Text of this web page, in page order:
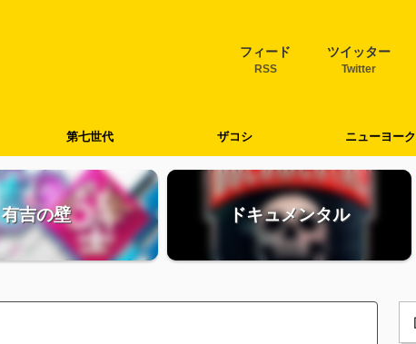
フィード
RSS
ツイッター
Twitter
第七世代 ザコシ ニューヨーク
有吉の壁 ドキュメンタル